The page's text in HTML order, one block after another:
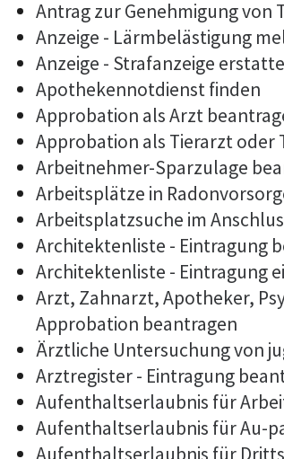
Antrag zur Genehmigung von
Anzeige - Lärmbelästigung
Anzeige - Strafanzeige
Apothekennotdienst finden
Approbation als Arzt
Approbation als Tierarzt
Arbeitnehmer-Sparzulage
Arbeitsplätze in
Arbeitsplatzsuche im
Architektenliste - Eintragung
Architektenliste - Eintragung
Arzt, Zahnarzt, Apotheker,
Approbation beantragen
Ärztliche Untersuchung von
Arztregister - Eintragung
Aufenthaltserlaubnis für
Aufenthaltserlaubnis für Au-
Aufenthaltserlaubnis für